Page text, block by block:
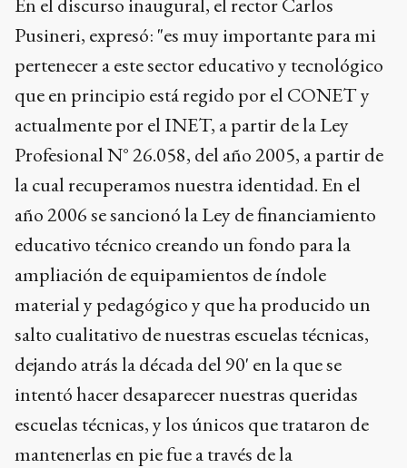
Pusineri, expresó: "es muy importante para mi
pertenecer a este sector educativo y tecnológico
que en principio está regido por el CONET y
actualmente por el INET, a partir de la Ley
Profesional N° 26.058, del año 2005, a partir de
la cual recuperamos nuestra identidad. En el
año 2006 se sancionó la Ley de financiamiento
educativo técnico creando un fondo para la
ampliación de equipamientos de índole
material y pedagógico y que ha producido un
salto cualitativo de nuestras escuelas técnicas,
dejando atrás la década del 90' en la que se
intentó hacer desaparecer nuestras queridas
escuelas técnicas, y los únicos que trataron de
mantenerlas en pie fue a través de la